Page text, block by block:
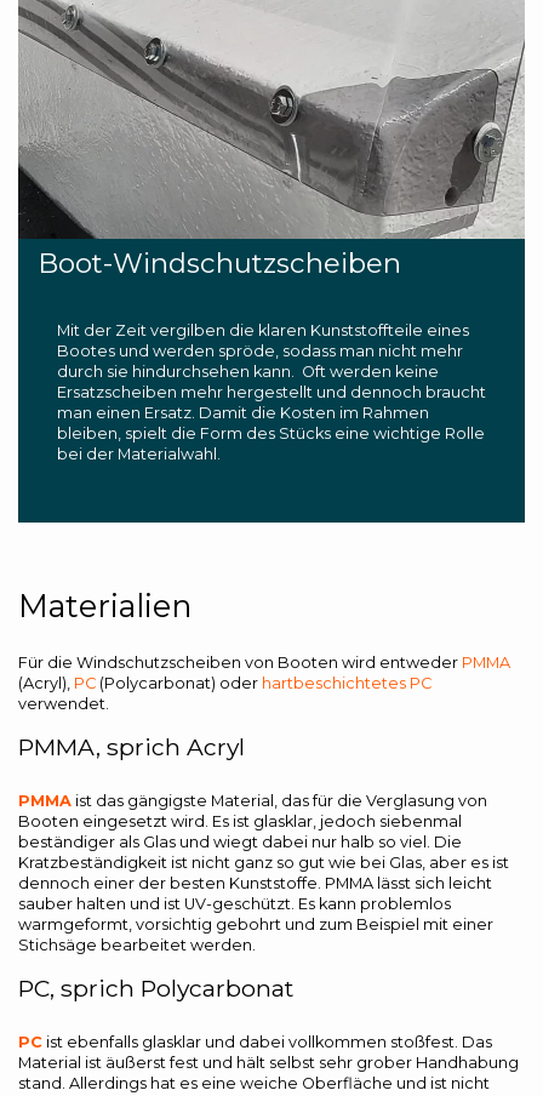
Boot-Windschutzscheiben
Mit der Zeit vergilben die klaren Kunststoffteile eines
Bootes und werden spröde, sodass man nicht mehr
durch sie hindurchsehen kann. Oft werden keine
Ersatzscheiben mehr hergestellt und dennoch braucht
man einen Ersatz. Damit die Kosten im Rahmen
bleiben, spielt die Form des Stücks eine wichtige Rolle
bei der Materialwahl.
Materialien
Für die Windschutzscheiben von Booten wird entweder PMMA
(Acryl), PC (Polycarbonat) oder hartbeschichtetes PC
verwendet.
PMMA, sprich Acryl
PMMA ist das gängigste Material, das für die Verglasung von
Booten eingesetzt wird. Es ist glasklar, jedoch siebenmal
beständiger als Glas und wiegt dabei nur halb so viel. Die
Kratzbeständigkeit ist nicht ganz so gut wie bei Glas, aber es ist
dennoch einer der besten Kunststoffe. PMMA lässt sich leicht
sauber halten und ist UV-geschützt. Es kann problemlos
warmgeformt, vorsichtig gebohrt und zum Beispiel mit einer
Stichsäge bearbeitet werden.
PC, sprich Polycarbonat
PC ist ebenfalls glasklar und dabei vollkommen stoßfest. Das
Material ist äußerst fest und hält selbst sehr grober Handhabung
stand. Allerdings hat es eine weiche Oberfläche und ist nicht